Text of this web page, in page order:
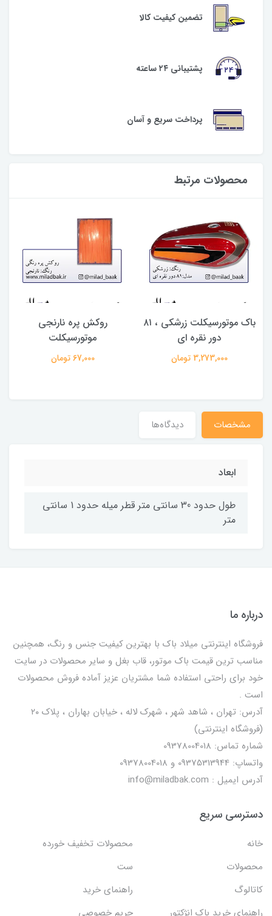
تضمین کیفیت کالا
پشتیبانی ۲۴ ساعته
پرداخت سریع و آسان
محصولات مرتبط
باک موتورسیکلت زرشکی ، ۸۱
دور نقره ای
3,273,000 تومان
روکش پره نارنجی
موتورسیکلت
67,000 تومان
مشخصات دیدگاه‌ها
ابعاد
طول حدود 30 سانتی متر قطر میله حدود 1 سانتی
متر
درباره ما
فروشگاه اینترنتی میلاد باک با بهترین کیفیت جنس و رنگ، همچنین
مناسب ترین قیمت باک موتور، قاب بغل و سایر محصولات در سایت
خود برای راحتی استفاده شما مشتریان عزیز آماده فروش محصولات
است .
آدرس: تهران ، شاهد شهر ، شهرک لاله ، خیابان بهاران ، پلاک ۲۰
(فروشگاه اینترنتی)
شماره تماس: 09378004018
واتساپ: 09375313944 و 09378004018
آدرس ایمیل : info@miladbak.com
دسترسی سریع
خانه
محصولات تخفیف خورده
محصولات
ست
کاتالوگ
راهنمای خرید
راهنمای خرید باک انژکتور
حریم خصوصی